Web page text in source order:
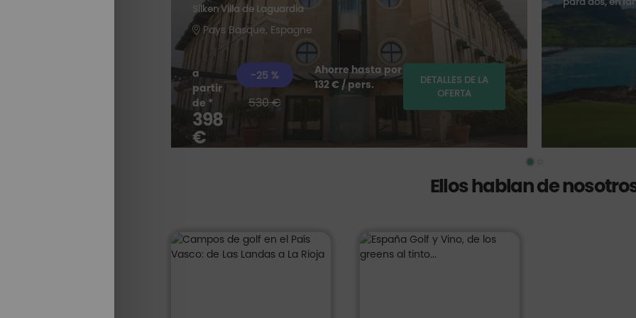
Silken Villa de Laguardia
Pays Basque, Espagne
a
partir
de *
398
€
-25 %
530 €
Ahorre hasta por
132 € / pers.
DETALLES DE LA
OFERTA
Ellos hablan de